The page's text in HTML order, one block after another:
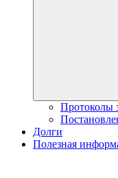
Протоколы
Долги
Полезная